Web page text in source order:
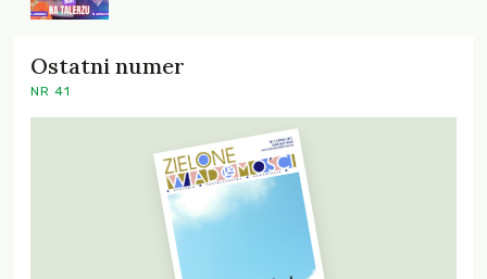
Ostatni numer
NR 41